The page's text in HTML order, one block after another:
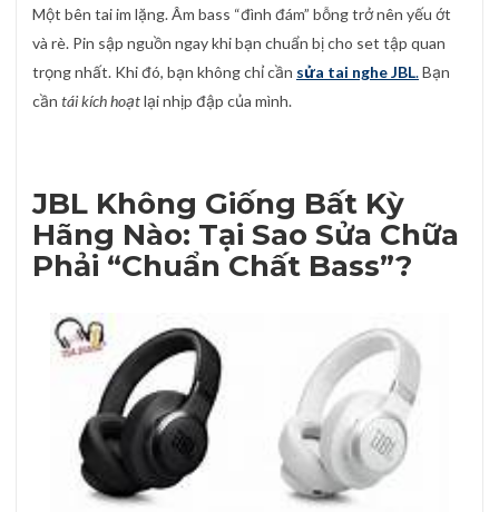
Một bên tai im lặng. Âm bass “đình đám” bỗng trở nên yếu ớt
và rè. Pin sập nguồn ngay khi bạn chuẩn bị cho set tập quan
trọng nhất. Khi đó, bạn không chỉ cần sửa tai nghe JBL.Bạn
cần tái kích hoạtlại nhịp đập của mình.
JBL Không Giống Bất Kỳ
Hãng Nào: Tại Sao Sửa Chữa
Phải “Chuẩn Chất Bass”?